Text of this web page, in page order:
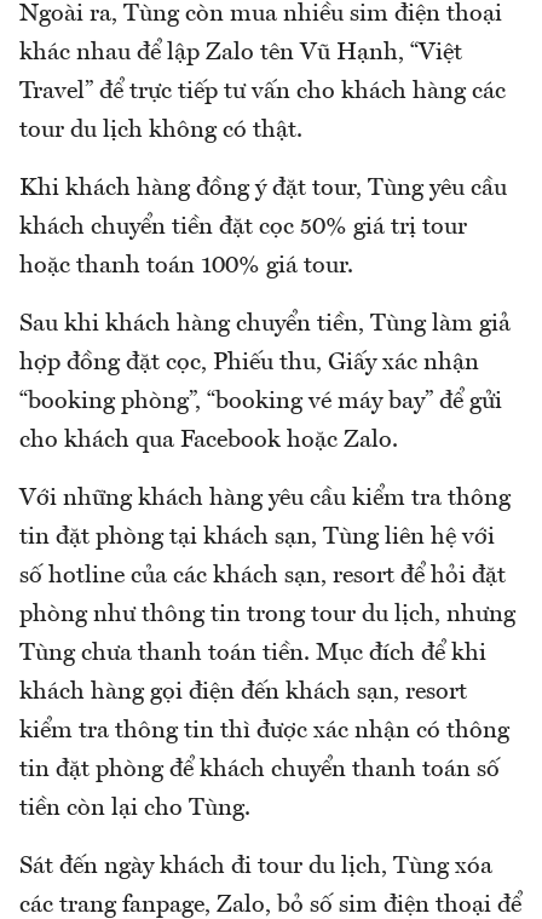
Ngoài ra, Tùng còn mua nhiều sim điện thoại
khác nhau để lập Zalo tên Vũ Hạnh, “Việt
Travel” để trực tiếp tư vấn cho khách hàng các
tour du lịch không có thật.
Khi khách hàng đồng ý đặt tour, Tùng yêu cầu
khách chuyển tiền đặt cọc 50% giá trị tour
hoặc thanh toán 100% giá tour.
Sau khi khách hàng chuyển tiền, Tùng làm giả
hợp đồng đặt cọc, Phiếu thu, Giấy xác nhận
“booking phòng”, “booking vé máy bay” để gửi
cho khách qua Facebook hoặc Zalo.
Với những khách hàng yêu cầu kiểm tra thông
tin đặt phòng tại khách sạn, Tùng liên hệ với
số hotline của các khách sạn, resort để hỏi đặt
phòng như thông tin trong tour du lịch, nhưng
Tùng chưa thanh toán tiền. Mục đích để khi
khách hàng gọi điện đến khách sạn, resort
kiểm tra thông tin thì được xác nhận có thông
tin đặt phòng để khách chuyển thanh toán số
tiền còn lại cho Tùng.
Sát đến ngày khách đi tour du lịch, Tùng xóa
các trang fanpage, Zalo, bỏ số sim điện thoại để